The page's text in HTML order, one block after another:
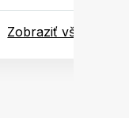
Zobraziť všetky